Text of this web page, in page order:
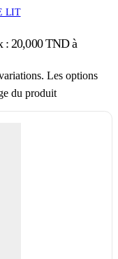
LIT
: 20,000 TND à
Les options
du produit